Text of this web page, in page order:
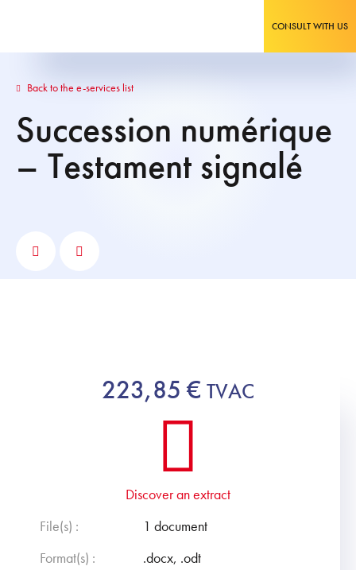
CONSULT WITH US
Back to the e-services list
Succession numérique
– Testament signalé
223,85 € TVAC
Discover an extract
File(s) :
1 document
Format(s) :
.docx, .odt